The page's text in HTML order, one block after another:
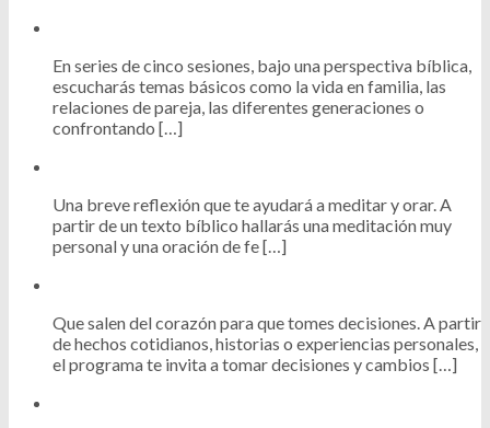
En series de cinco sesiones, bajo una perspectiva bíblica,
escucharás temas básicos como la vida en familia, las
relaciones de pareja, las diferentes generaciones o
confrontando […]
Una breve reflexión que te ayudará a meditar y orar. A
partir de un texto bíblico hallarás una meditación muy
personal y una oración de fe […]
Que salen del corazón para que tomes decisiones. A partir
de hechos cotidianos, historias o experiencias personales,
el programa te invita a tomar decisiones y cambios […]